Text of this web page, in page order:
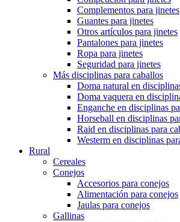
Complementos para jinetes
Guantes para jinetes
Otros artículos para jinetes
Pantalones para jinetes
Ropa para jinetes
Seguridad para jinetes
Más disciplinas para caballos
Doma natural en
Doma vaquera en
Enganche en disciplinas
Horseball en disciplinas
Raid en disciplinas para
Westerm en disciplinas
Rural
Cereales
Conejos
Accesorios para conejos
Alimentación para conejos
Jaulas para conejos
Gallinas